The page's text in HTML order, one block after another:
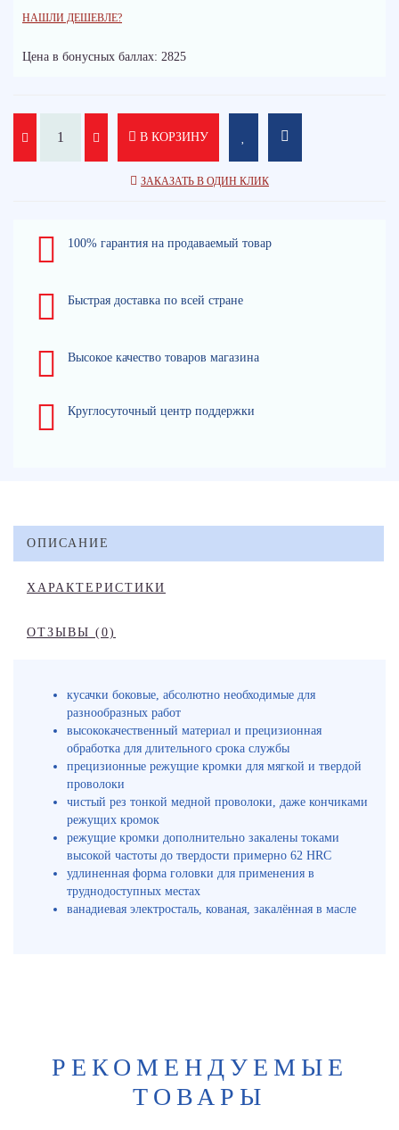
НАШЛИ ДЕШЕВЛЕ?
Цена в бонусных баллах: 2825
В КОРЗИНУ
ЗАКАЗАТЬ В ОДИН КЛИК
100% гарантия на продаваемый товар
Быстрая доставка по всей стране
Высокое качество товаров магазина
Круглосуточный центр поддержки
ОПИСАНИЕ
ХАРАКТЕРИСТИКИ
ОТЗЫВЫ (0)
кусачки боковые, абсолютно необходимые для
разнообразных работ
высококачественный материал и прецизионная
обработка для длительного срока службы
прецизионные режущие кромки для мягкой и твердой
проволоки
чистый рез тонкой медной проволоки, даже кончиками
режущих кромок
режущие кромки дополнительно закалены токами
высокой частоты до твердости примерно 62 HRC
удлиненная форма головки для применения в
труднодоступных местах
ванадиевая электросталь, кованая, закалённая в масле
РЕКОМЕНДУЕМЫЕ
ТОВАРЫ